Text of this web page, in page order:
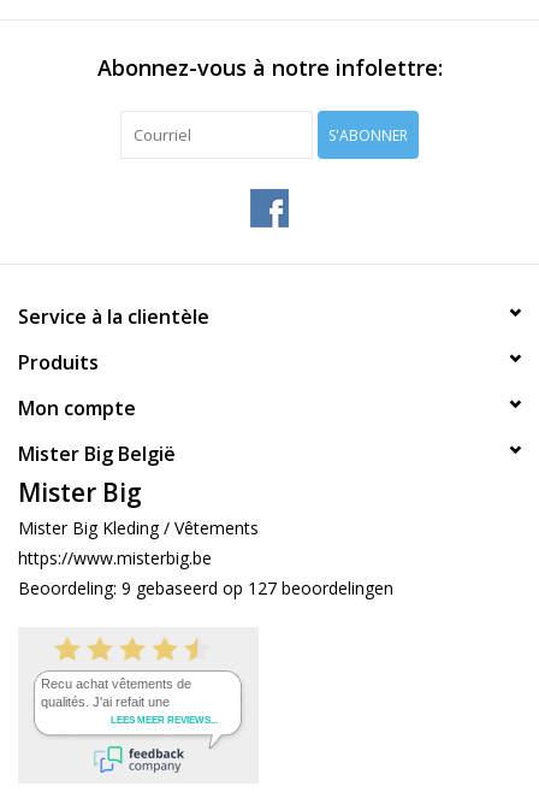
Abonnez-vous à notre infolettre:
S'ABONNER
Service à la clientèle
Produits
Mon compte
Mister Big België
Mister Big
Mister Big Kleding / Vêtements
https://www.misterbig.be
Beoordeling: 9 gebaseerd op 127 beoordelingen